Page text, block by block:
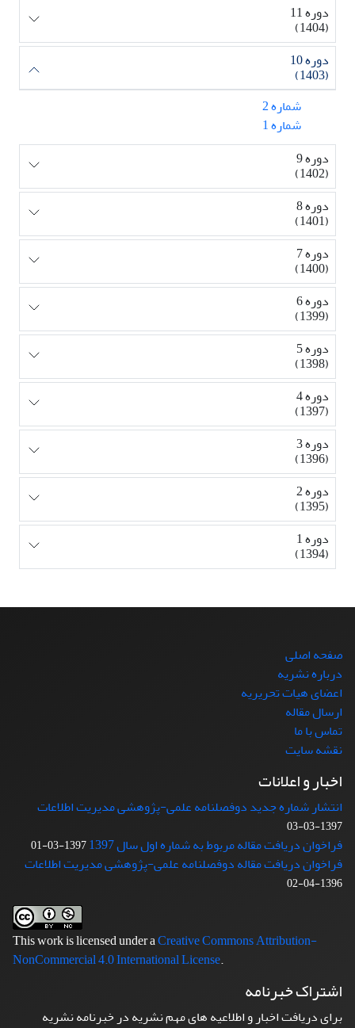
دوره 11
(1404)
دوره 10
(1403)
شماره 2
شماره 1
دوره 9
(1402)
دوره 8
(1401)
دوره 7
(1400)
دوره 6
(1399)
دوره 5
(1398)
دوره 4
(1397)
دوره 3
(1396)
دوره 2
(1395)
دوره 1
(1394)
صفحه اصلی
درباره نشریه
اعضای هیات تحریریه
ارسال مقاله
تماس با ما
نقشه سایت
اخبار و اعلانات
انتشار شماره جدید دوفصلنامه علمی-پژوهشی مدیریت اطلاعات
1397-03-03
فراخوان دریافت مقاله مربوط به شماره اول سال 1397 1397-03-01
فراخوان دریافت مقاله دوفصلنامه علمی-پژوهشی مدیریت اطلاعات
1396-04-02
This work is licensed under aCreative Commons Attribution-
NonCommercial 4.0 International License.
اشتراک خبرنامه
برای دریافت اخبار و اطلاعیه های مهم نشریه در خبرنامه نشریه